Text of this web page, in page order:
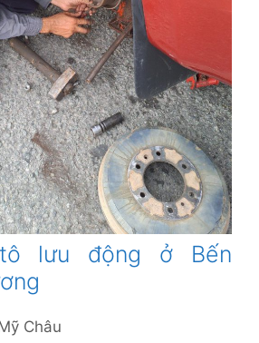
lưu động ở Bến
Châu